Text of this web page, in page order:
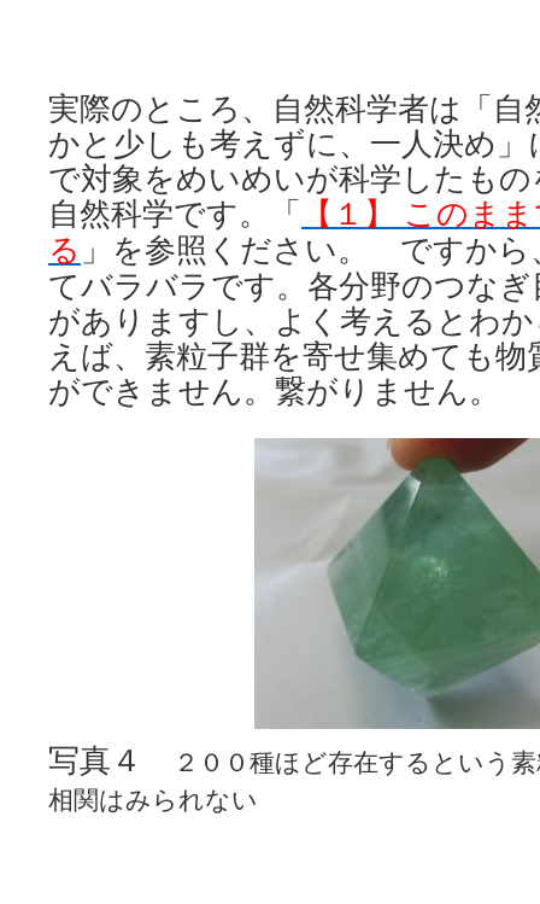
実際のところ、自然科学者は「
かと少しも考えずに、一人決め
で対象をめいめいが科学したも
自然科学です。「
【１】 このま
る 」を参照ください。 ですから
てバラバラです。各分野のつな
がありますし、よく考えるとわ
えば、素粒子群を寄せ集めても物
ができません。繋がりません。
写真４
２００種ほど存在するという
相関はみられない